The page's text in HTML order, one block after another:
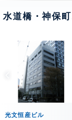
水道橋・神保
光文恒産ビル